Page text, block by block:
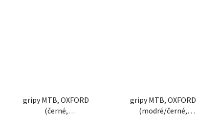
gripy MTB, OXFORD
(černé,
gripy MTB, OXFORD
(modré/černé,